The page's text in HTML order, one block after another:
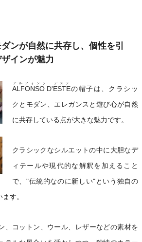
ンが自然に共存し、個性を引
インが魅力
ALFONSO D'ESTE
アルフォンソ・デステ
の帽子は、クラシッ
クとモダン、エレガンスと遊び心が自然
に共存している点が大きな魅力です。
クラシックなシルエットの中に大胆なデ
ィテールや現代的な解釈を加えること
で、"伝統的なのに新しい"という独自の
す。
、コットン、ウール、レザーなどの素材を